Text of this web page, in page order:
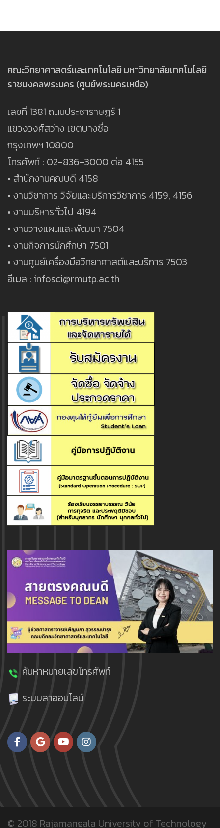
คณะวิทยาศาสตร์และเทคโนโลยี มหาวิทยาลัยเทคโนโลยี
ราชมงคลพระนคร (ศูนย์พระนครเหนือ)
เลขที่ 1381 ถนนประชาราษฎร์ 1
แขวงวงศ์สว่าง เขตบางซื่อ
กรุงเทพฯ 10800
โทรศัพท์ : 02-836-3000 ต่อ 4155
• สำนักงานคณบดี 4158
• งานวิชาการ วิจัยและบริการวิชาการ 4159, 4156
• งานบริหารทั่วไป 4194
• งานวางแผนและพัฒนา 7504
• งานกิจการนักศึกษา 7501
• งานศูนย์เครื่องมือวิทยาศาสต์และบริการ 7503
อีเมล : infosci@rmutp.ac.th
ค้นหาหมายเลขโทรศัพท์
ระบบลาออนไลน์
© 2018 Rajamangala University of Technology